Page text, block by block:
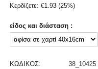
Κερδίζετε: €1.93 (25%)
είδος και διάσταση :
ΚΩΔΙΚΟΣ:
38_10425